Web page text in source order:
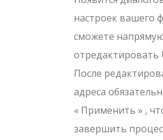
настроек вашего
сможете
отредактировать
После
адреса
« Применить » ,
завершить